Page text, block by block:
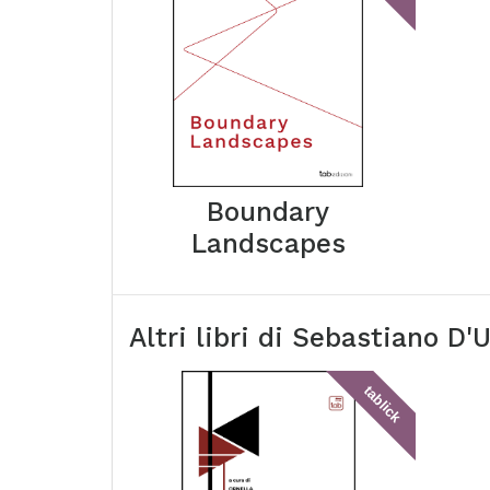
Boundary
Landscapes
Altri libri di Sebastiano
tablick